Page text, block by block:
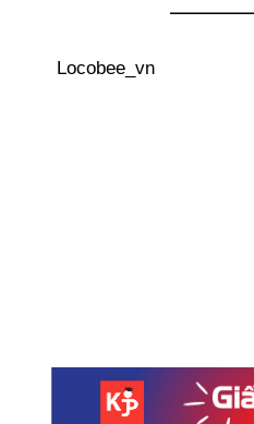
dự Olympic・Paralympic
TOKYO OUTLET WEEK
Locobee_vn